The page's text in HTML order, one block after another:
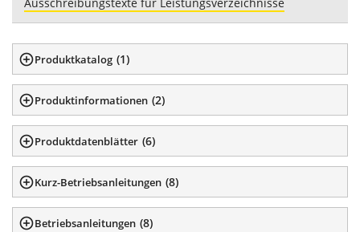
Ausschreibungstexte für Leistungsverzeichnisse
Produktkatalog (1)
Produktinformationen (2)
Produktdatenblätter (6)
Kurz-Betriebsanleitungen (8)
Betriebsanleitungen (8)